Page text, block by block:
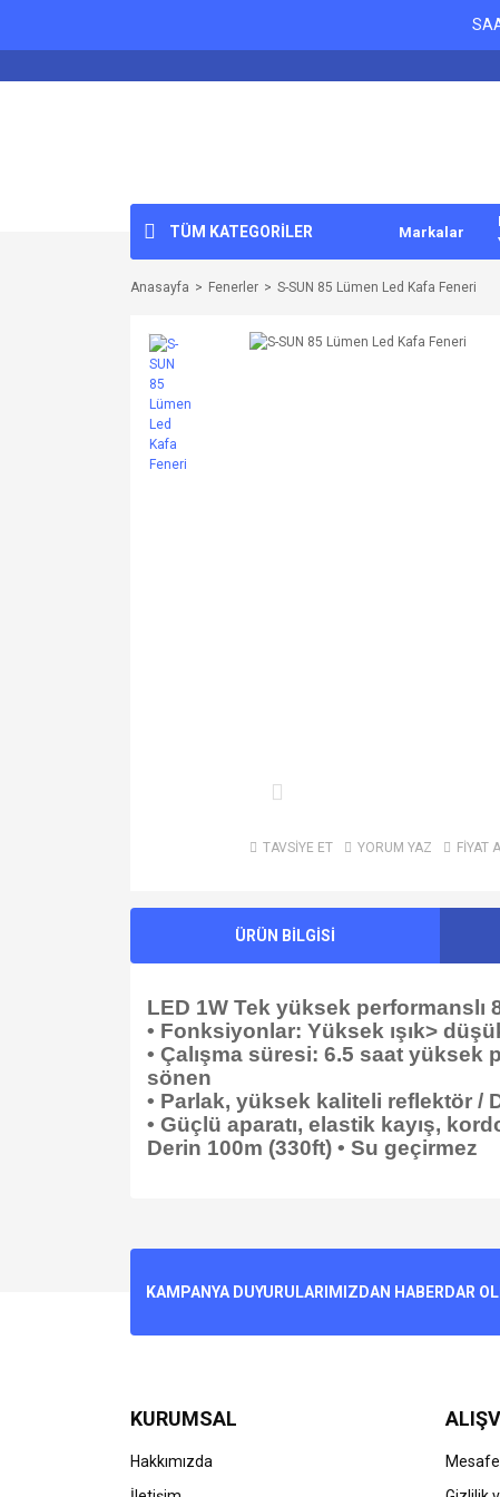
TÜM KATEGORİLER Markalar
Anasayfa Fenerler S-SUN 85 Lümen Led Kafa Feneri
TAVSİYE ET YORUM YAZ FİYAT
ÜRÜN BİLGİSİ
LED 1W Tek yüksek performanslı
• Fonksiyonlar: Yüksek ışık>
• Çalışma süresi: 6.5 saat yüksek
sönen
• Parlak, yüksek kaliteli reflektör /
• Güçlü aparatı, elastik kayış,
Derin 100m (330ft) • Su geçirmez
Ürün resmi kalitesiz, bozuk veya
Bu ürüne benzer farklı alternatifler olmalı.
KAMPANYA DUYURULARIMIZDAN HABERDAR
KURUMSAL
Hakkımızda